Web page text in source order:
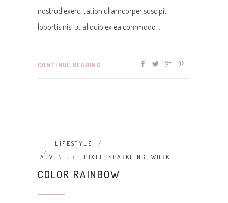
nostrud exerci tation ullamcorper suscipit
lobortis nisl ut aliquip ex ea commodo
CONTINUE READING
LIFESTYLE
ADVENTURE , PIXEL, SPARKLING , WORK
COLOR RAINBOW